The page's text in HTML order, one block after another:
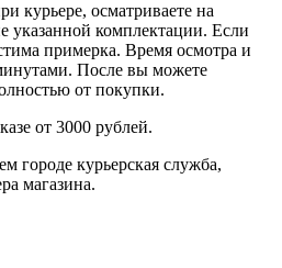
курьере, осматриваете на
указанной комплектации. Если
примерка. Время осмотра и
После вы можете
от покупки.
от 3000 рублей.
городе курьерская служба,
магазина.